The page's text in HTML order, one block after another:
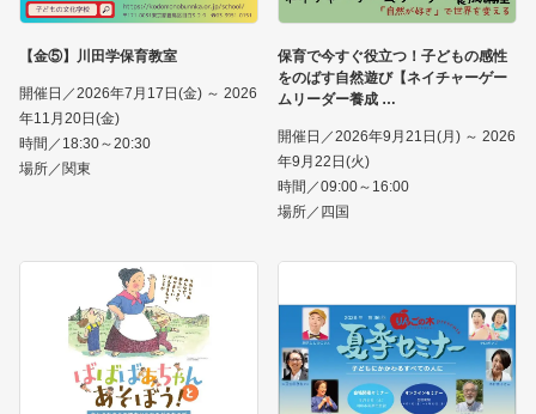
【金⑤】川田学保育教室
開催日／2026年7月17日(金) ～ 2026
年11月20日(金)
時間／18:30～20:30
場所／関東
保育で今すぐ役立つ！子どもの感性
をのばす自然遊び【ネイチャーゲー
ムリーダー養成
開催日／2026年9月21日(月) ～ 2026
年9月22日(火)
時間／09:00～16:00
場所／四国